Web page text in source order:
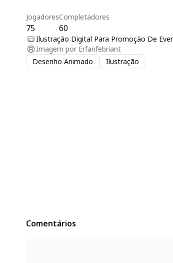
Jogadores
75
Completadores
60
Ilustração Digital Para Promoção De
Imagem por Erfanfebriant
Desenho Animado
Ilustração
Comentários